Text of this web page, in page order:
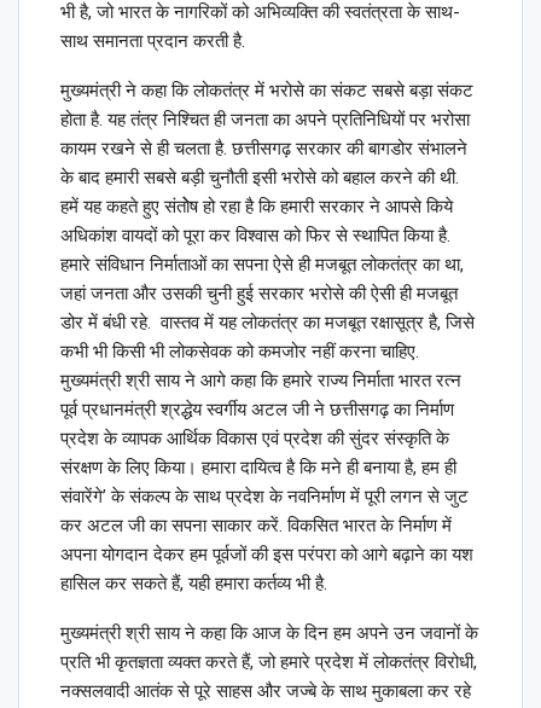
भी है, जो भारत के नागरिकों को अभिव्यक्ति की स्वतंत्रता के साथ-
साथ समानता प्रदान करती है.
मुख्यमंत्री ने कहा कि लोकतंत्र में भरोसे का संकट सबसे बड़ा संकट
होता है. यह तंत्र निश्चित ही जनता का अपने प्रतिनिधियों पर भरोसा
कायम रखने से ही चलता है. छत्तीसगढ़ सरकार की बागडोर संभालने
के बाद हमारी सबसे बड़ी चुनौती इसी भरोसे को बहाल करने की थी.
हमें यह कहते हुए संतोेष हो रहा है कि हमारी सरकार ने आपसे किये
अधिकांश वायदों को पूरा कर विश्वास को फिर से स्थापित किया है.
हमारे संविधान निर्माताओं का सपना ऐसे ही मजबूत लोकतंत्र का था,
जहां जनता और उसकी चुनी हुई सरकार भरोसे की ऐसी ही मजबूत
डोर में बंधी रहे. वास्तव में यह लोकतंत्र का मजबूत रक्षासूत्र है, जिसे
कभी भी किसी भी लोकसेवक को कमजोर नहीं करना चाहिए.
मुख्यमंत्री श्री साय ने आगे कहा कि हमारे राज्य निर्माता भारत रत्न
पूर्व प्रधानमंत्री श्रद्धेय स्वर्गीय अटल जी ने छत्तीसगढ़ का निर्माण
प्रदेश के व्यापक आर्थिक विकास एवं प्रदेश की सुंदर संस्कृति के
संरक्षण के लिए किया। हमारा दायित्व है कि मने ही बनाया है, हम ही
संवारेंगे’ के संकल्प के साथ प्रदेश के नवनिर्माण में पूरी लगन से जुट
कर अटल जी का सपना साकार करें.विकसित भारत के निर्माण में
अपना योगदान देकर हम पूर्वजों की इस परंपरा को आगे बढ़ाने का यश
हासिल कर सकते हैं, यही हमारा कर्तव्य भी है.
मुख्यमंत्री श्री साय ने कहा कि आज के दिन हम अपने उन जवानों के
प्रति भी कृतज्ञता व्यक्त करते हैं, जो हमारे प्रदेश में लोकतंत्र विरोधी,
नक्सलवादी आतंक से पूरे साहस और जज्बे के साथ मुकाबला कर रहे